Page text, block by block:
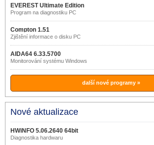
EVEREST Ultimate Edition
5.50.2100
Program na diagnostiku PC
Compton 1.51
Zjištění informace o disku PC
AIDA64 6.33.5700
Monitorování systému Windows
další nové programy »
Nové aktualizace
HWiNFO 5.06.2640 64bit
Diagnostika hardwaru